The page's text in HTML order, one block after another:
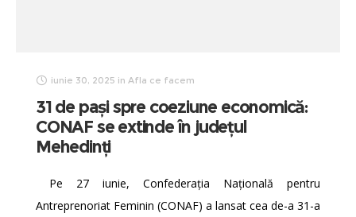
iunie 30, 2025 in Afla ce facem
31 de pași spre coeziune economică:
CONAF se extinde în județul
Mehedinți
Pe 27 iunie, Confederația Națională pentru
Antreprenoriat Feminin (CONAF) a lansat cea de-a 31-a